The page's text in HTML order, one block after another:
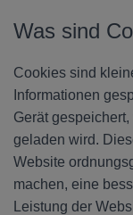
Was sind
Cookies sind
Informationen
Gerät
geladen wird.
Website
machen, eine
Leistung der